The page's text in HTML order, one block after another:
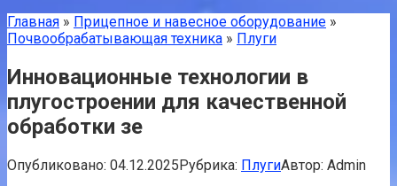
Главная » Прицепное и навесное оборудование »
Почвообрабатывающая техника » Плуги
Инновационные технологии в
плугостроении для качественной
обработки зе
Опубликовано: 04.12.2025Рубрика: ПлугиАвтор: Admin